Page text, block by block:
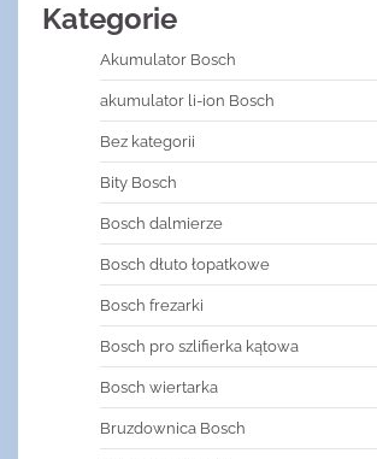
Kategorie
Akumulator Bosch
akumulator li-ion Bosch
Bez kategorii
Bity Bosch
Bosch dalmierze
Bosch dłuto łopatkowe
Bosch frezarki
Bosch pro szlifierka kątowa
Bosch wiertarka
Bruzdownica Bosch